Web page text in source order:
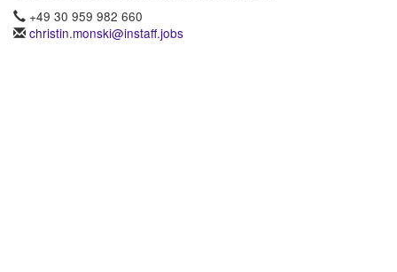
+49 30 959 982 660
christin.monski@instaff.jobs